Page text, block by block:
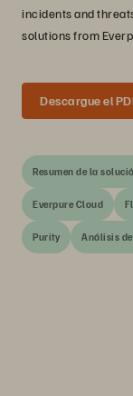
incidents and
solutions from
Descargue el
Resumen de la
Everpure Cloud
Purity Análisis